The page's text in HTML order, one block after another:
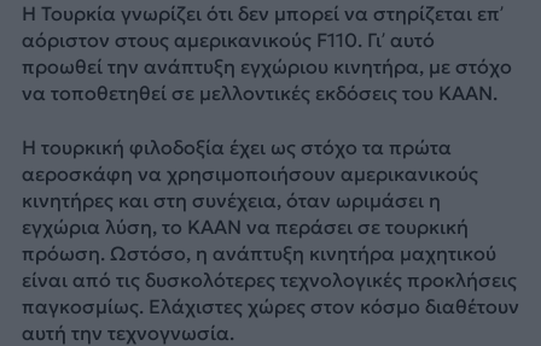
Η Τουρκία γνωρίζει ότι δεν μπορεί να στηρίζεται επ’
αόριστον στους αμερικανικούς F110. Γι’ αυτό
προωθεί την ανάπτυξη εγχώριου κινητήρα, με στόχο
να τοποθετηθεί σε μελλοντικές εκδόσεις του KAAN.
Η τουρκική φιλοδοξία έχει ως στόχο τα πρώτα
αεροσκάφη να χρησιμοποιήσουν αμερικανικούς
κινητήρες και στη συνέχεια, όταν ωριμάσει η
εγχώρια λύση, το KAAN να περάσει σε τουρκική
πρόωση. Ωστόσο, η ανάπτυξη κινητήρα μαχητικού
είναι από τις δυσκολότερες τεχνολογικές προκλήσεις
παγκοσμίως. Ελάχιστες χώρες στον κόσμο διαθέτουν
αυτή την τεχνογνωσία.